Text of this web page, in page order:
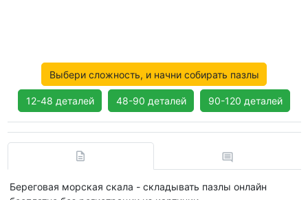
Выбери сложность, и начни собирать пазлы
12-48 деталей 48-90 деталей 90-120 деталей
Береговая морская скала - складывать пазлы онлайн